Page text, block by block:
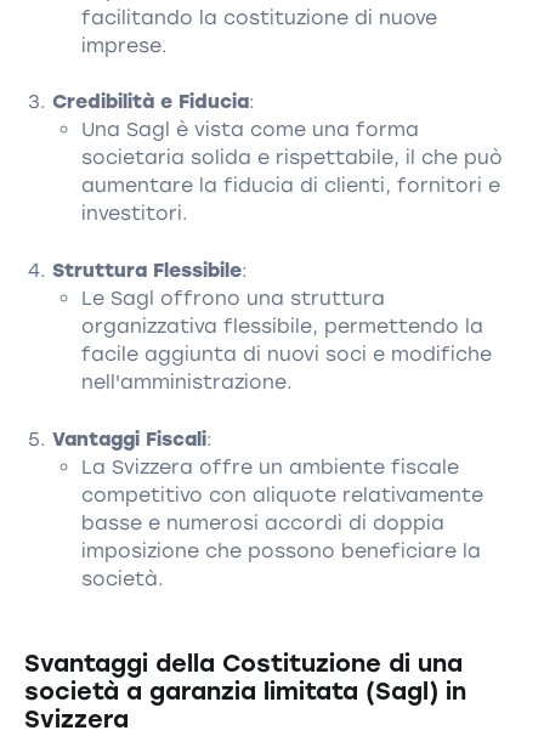
facilitando la costituzione di nuove
imprese.
Credibilità e Fiducia:
Una Sagl è vista come una forma
societaria solida e rispettabile, il che può
aumentare la fiducia di clienti, fornitori e
investitori.
Struttura Flessibile:
Le Sagl offrono una struttura
organizzativa flessibile, permettendo la
facile aggiunta di nuovi soci e modifiche
nell'amministrazione.
Vantaggi Fiscali:
La Svizzera offre un ambiente fiscale
competitivo con aliquote relativamente
basse e numerosi accordi di doppia
imposizione che possono beneficiare la
società.
Svantaggi della Costituzione di una
società a garanzia limitata (Sagl) in
Svizzera